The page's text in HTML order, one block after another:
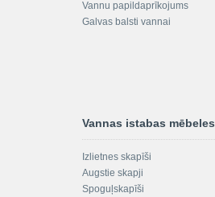
Vannu papildaprīkojums
Galvas balsti vannai
Vannas istabas mēbeles
Izlietnes skapīši
Augstie skapji
Spoguļskapīši